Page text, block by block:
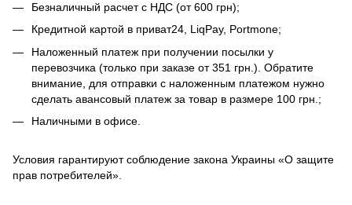
Безналичный расчет с НДС (от 600 грн);
Кредитной картой в приват24, LiqPay, Portmone;
Наложенный платеж при получении посылки у
перевозчика (только при заказе от 351 грн.). Обратите
внимание, для отправки с наложенным платежом нужно
сделать авансовый платеж за товар в размере 100 грн.;
Наличными в офисе.
Условия гарантируют соблюдение закона Украины «О защите
прав потребителей».